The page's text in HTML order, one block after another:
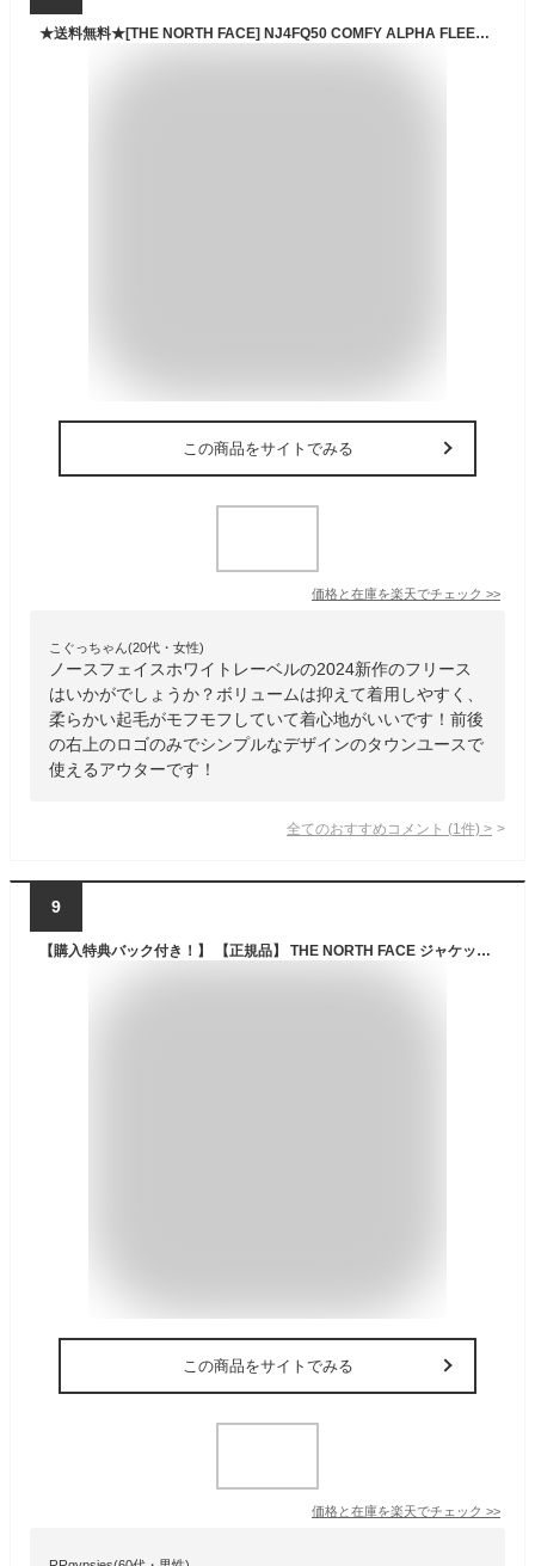
★送料無料★[THE NORTH FACE] NJ4FQ50 COMFY ALPHA FLEECE ZIP UP ノースフェイス ホワイトラベル WHITE LABEL フリース ジャケット ボア 起毛 暖か 韓国 限定 肌触り ブラック ベージュ 黒 新作 2024 柔らかい モフモフ レディース メンズ 男女 兼用 共用
この商品をサイトでみる
価格と在庫を楽天でチェック >>
こぐっちゃん(20代・女性)
ノースフェイスホワイトレーベルの2024新作のフリース
はいかがでしょうか？ボリュームは抑えて着用しやすく、
柔らかい起毛がモフモフしていて着心地がいいです！前後
の右上のロゴのみでシンプルなデザインのタウンユースで
使えるアウターです！
全てのおすすめコメント (1 件) >
9
【購入特典バック付き！】 【正規品】 THE NORTH FACE ジャケット フリース COMFY ALPHA FLEECE ZIP UP NJ4FP57 ★ NJ4FQ50 ☆ アウター メンズ レディース カジュアル シンプル 春 秋 冬 韓国ファッション 韓国 ノースフェイス 【韓国発送/海外通販/関税込/送料無料】
この商品をサイトでみる
価格と在庫を楽天でチェック >>